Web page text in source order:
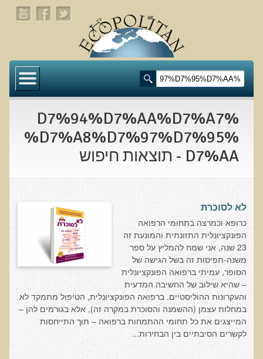
דף הבית
תעלומת שומן הדולפינים: מה גילינו כששתי קבוצות
בדיקת חוסרים ומתכות כבדות Socheck
הרצאה ב 28/11/25 טיפים מפתיעים ופשוטים לבריאות
מהי רפואה פונקציונאלית טבעית?
שאלונים רפואיים פונקציונאליים
טופס קבלה לייעוץ קליני
טופס הרשמה לקבלת ייעוץ / טיפול + טופס פרטי בריאות
היסטוריה כרונולוגית
%D7%94%D7%AA%D7%A7
%D7%A8%D7%97%D7%95%
D7%AA - תוצאות חיפוש
לא לסוכרת
כרופא וכמרצה בתחומי הרפואה
הפונקציונלית התזונתית והמונעת זה
23 שנה, אני שמח להמליץ על ספר
משנה-תפיסות זה בשל הגישה של
הסופר, עמיתי ברפואה הפונקציונלית
– שהיא שילוב של החשיבה המדעית
והעקרונות ההוליסטיים. ברפואה הפונקציונלית, הטיפול מתמקד לא
במחלות עצמן (ההשמנה והסוכרת במקרה זה), אלא בגורמים להן –
המייצגים את כל תחומי ההתמחות ברפואה – תוך התייחסות
לקשרים הסיבתיים בין הבחירות...